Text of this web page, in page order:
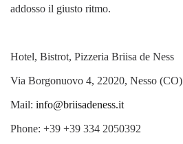
addosso il giusto ritmo.
Hotel, Bistrot, Pizzeria Briisa de Ness
Via Borgonuovo 4, 22020, Nesso (CO)
Mail: info@briisadeness.it
Phone: +39 +39 334 2050392